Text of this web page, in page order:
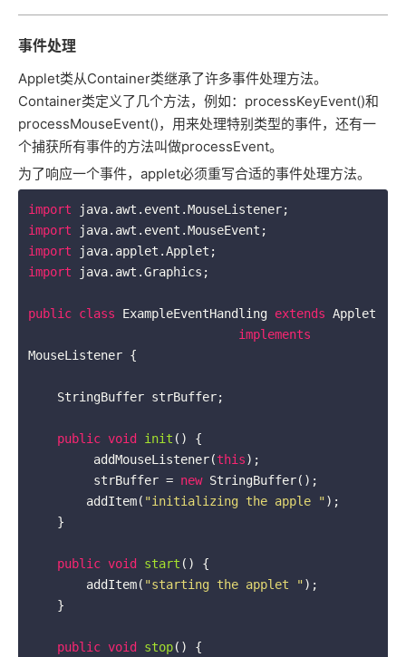
事件处理
Applet类从Container类继承了许多事件处理方法。
Container类定义了几个方法，例如：processKeyEvent()和
processMouseEvent()，用来处理特别类型的事件，还有一
个捕获所有事件的方法叫做processEvent。
为了响应一个事件，applet必须重写合适的事件处理方法。
import
import
import
import java.awt.Graphics;
public class ExampleEventHandling extends Applet
implements
MouseListener {
public void init ()
{
         addMouseListener(
this);
         strBuffer =
new StringBuffer();
        addItem(
"initializing the apple " );
public void start ()
{
        addItem(
"starting the applet " );
public void stop()
{